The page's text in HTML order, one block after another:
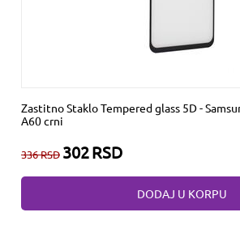
Zastitno Staklo Tempered glass 5D -
A60 crni
336RSD 302RSD
DODAJ U KORPU